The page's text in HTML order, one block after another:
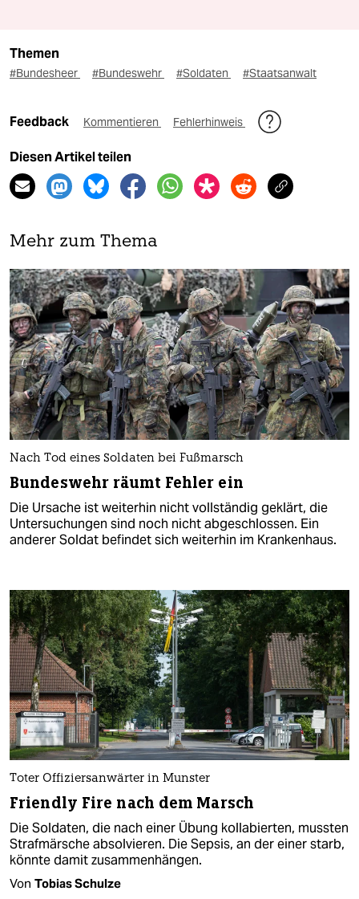
Themen
#Bundesheer #Bundeswehr #Soldaten #Staatsanwalt
Feedback Kommentieren Fehlerhinweis
Diesen Artikel teilen
Mehr zum Thema
Nach Tod eines Soldaten bei Fußmarsch
Bundeswehr räumt Fehler ein
Die Ursache ist weiterhin nicht vollständig geklärt, die
Untersuchungen sind noch nicht abgeschlossen. Ein
anderer Soldat befindet sich weiterhin im Krankenhaus.
Toter Offiziersanwärter in Munster
Friendly Fire nach dem Marsch
Die Soldaten, die nach einer Übung kollabierten, mussten
Strafmärsche absolvieren. Die Sepsis, an der einer starb,
könnte damit zusammenhängen.
Von Tobias Schulze